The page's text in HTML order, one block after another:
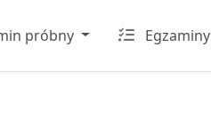
próbny Egzaminy